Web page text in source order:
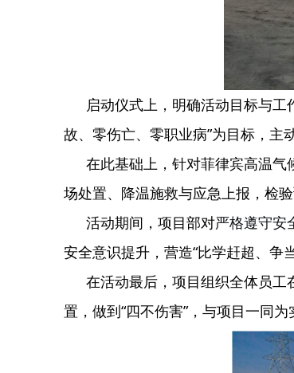
启动仪式上，明确活动目标与
故、零伤亡、零职业病”为目标，主
在此基础上，针对菲律宾高温气
场处置、降温施救与应急上报，检
活动期间，项目部对严格遵守安
安全意识提升，营造“比学赶超、争
在活动最后，项目组织全体员
置，做到“四不伤害”，与项目一同